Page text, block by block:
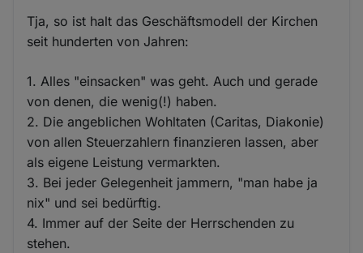
Tja, so ist halt das Geschäftsmodell der Kirchen
seit hunderten von Jahren:
1. Alles "einsacken" was geht. Auch und gerade
von denen, die wenig(!) haben.
2. Die angeblichen Wohltaten (Caritas, Diakonie)
von allen Steuerzahlern finanzieren lassen, aber
als eigene Leistung vermarkten.
3. Bei jeder Gelegenheit jammern, "man habe ja
nix" und sei bedürftig.
4. Immer auf der Seite der Herrschenden zu
stehen.